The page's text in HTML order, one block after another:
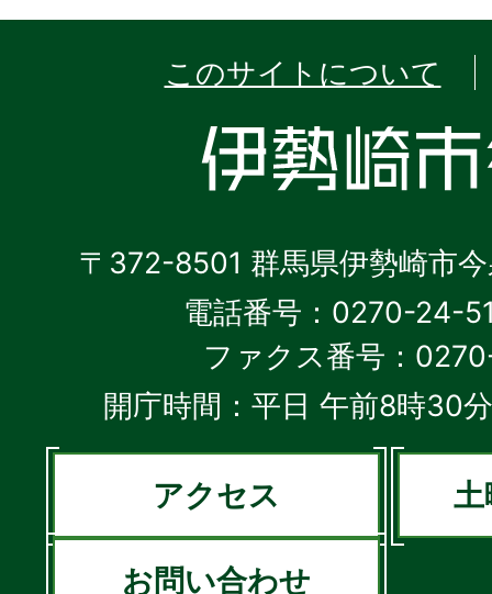
このサイトについて
〒372-8501 群馬県伊勢崎市
電話番号：0270-24-
ファクス番号：
開庁時間：平日 午前8時30
アクセス 土
お問い合わせ